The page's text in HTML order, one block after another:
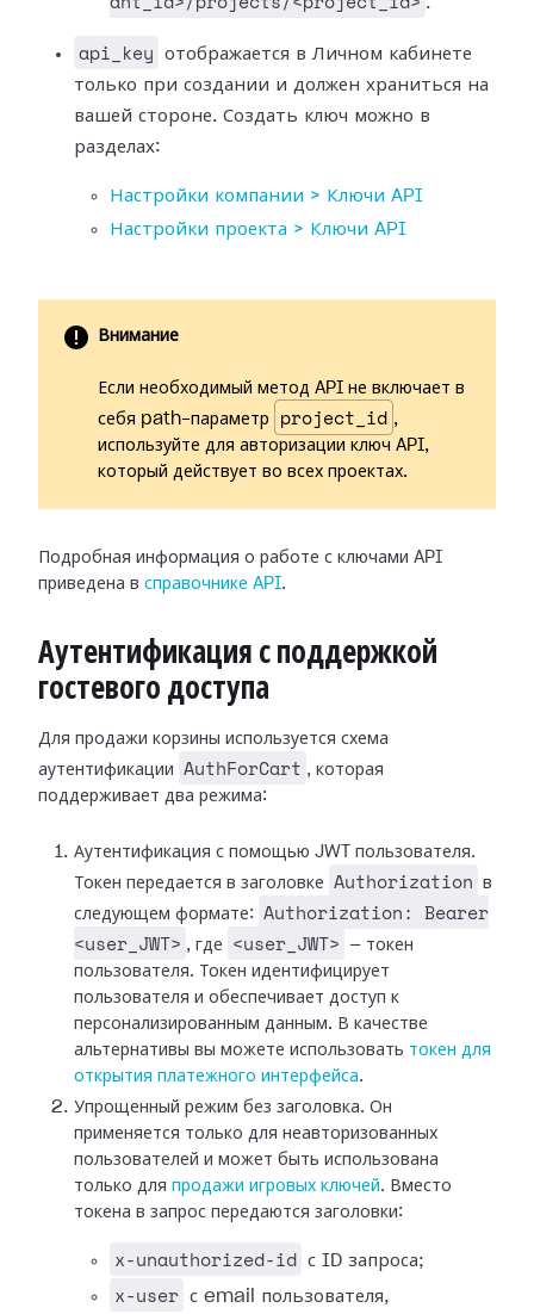
api_key
отображается в Личном кабинете
только при создании и должен храниться на
вашей стороне. Создать ключ можно в
разделах:
Настройки компании > Ключи API
Настройки проекта > Ключи API
Внимание
Если необходимый метод API не включает в
себя path-параметр
project_id ,
используйте для авторизации ключ API,
который действует во всех проектах.
Подробная информация о работе с ключами API
приведена в справочнике API.
Аутентификация с поддержкой
гостевого доступа
Для продажи корзины используется схема
аутентификации
AuthForCart , которая
поддерживает два режима:
Аутентификация с помощью JWT пользователя.
Токен передается в заголовке
Authorization
в
следующем формате:
Authorization: Bearer
<user_JWT> , где <user_JWT>
— токен
пользователя. Токен идентифицирует
пользователя и обеспечивает доступ к
персонализированным данным. В качестве
альтернативы вы можете использовать токен для
открытия платежного интерфейса.
Упрощенный режим без заголовка. Он
применяется только для неавторизованных
пользователей и может быть использована
только для продажи игровых ключей. Вместо
токена в запрос передаются заголовки:
x-unauthorized-id с ID запроса;
x-user с email пользователя,